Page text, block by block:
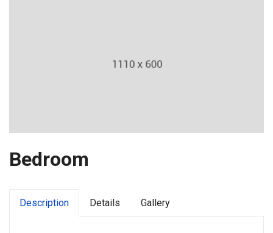
Bedroom
Description Details Gallery